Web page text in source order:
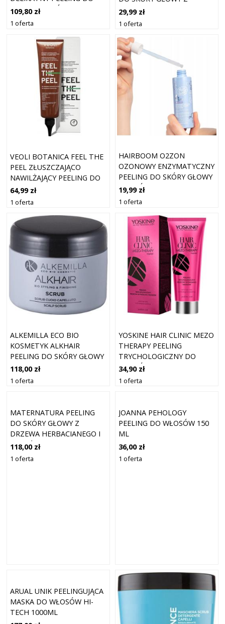
CIAŁA I WŁOSÓW 260 G
109,80 zł
1 oferta
TREHALOZĄ 100ML
29,99 zł
1 oferta
VEOLI BOTANICA FEEL THE
PEEL ZŁUSZCZAJĄCO
NAWILŻAJĄCY PEELING DO
SKAPLU GŁOWY 150ML
64,99 zł
1 oferta
HAIRBOOM O2ZON
OZONOWY ENZYMATYCZNY
PEELING DO SKÓRY GŁOWY
WŁOSÓW 100ML
19,99 zł
1 oferta
ALKEMILLA ECO BIO
KOSMETYK ALKHAIR
PEELING DO SKÓRY GŁOWY
125 ML
118,00 zł
1 oferta
YOSKINE HAIR CLINIC MEZO
THERAPY PEELING
TRYCHOLOGICZNY DO
WŁOSÓW 200ML
34,90 zł
1 oferta
MATERNATURA PEELING
DO SKÓRY GŁOWY Z
DRZEWA HERBACIANEGO I
ŁUPIEŻEM, 150 ML
118,00 zł
1 oferta
JOANNA PEHOLOGY
PEELING DO WŁOSÓW 150
ML
36,00 zł
1 oferta
ARUAL UNIK PEELINGUJĄCA
MASKA DO WŁOSÓW HI-
TECH 1000ML